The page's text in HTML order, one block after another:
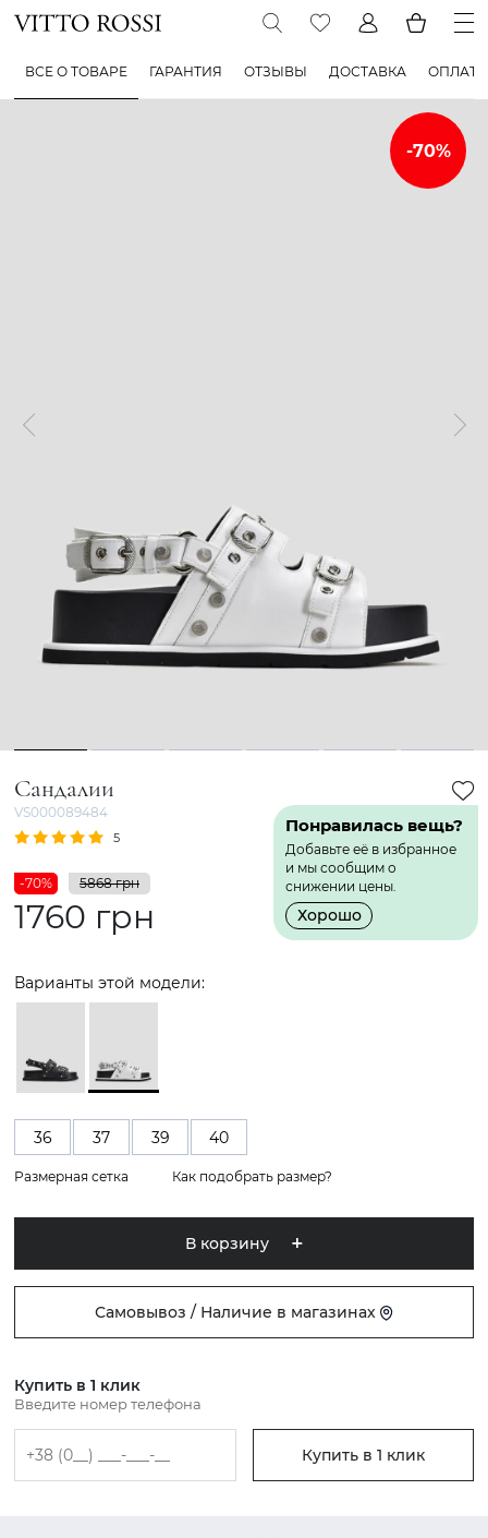
ВСЕ О ТОВАРЕ ГАРАНТИЯ ОТЗЫВЫ ДОСТАВКА ОПЛАТА
1 2 3 4 5 6
Сандалии
VS000089484
Понравилась вещь?
Добавьте её в избранное
и мы сообщим о
снижении цены.
Хорошо
5 2 Отзыва
-70% 5868 грн
1760 грн
Варианты этой модели:
36 37 39 40
Размерная сетка Как подобрать размер?
В корзину
Самовывоз / Наличие в магазинах
Купить в 1 клик
Введите номер телефона
Купить в 1 клик